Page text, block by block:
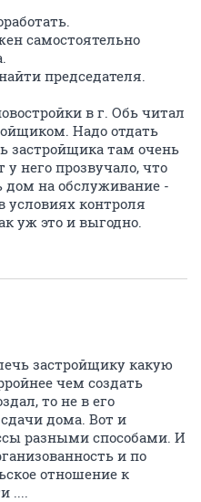
самостоятельно
председателя.
в г. Обь читал
Надо отдать
застройщика там очень
у него прозвучало, что
дом на обслуживание -
условиях контроля
уж это и выгодно.
застройщику какую
чем создать
то не в его
дома. Вот и
разными способами. И
и по
отношение к
....